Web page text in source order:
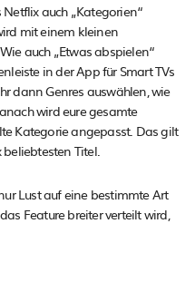
auch „Kategorien“
mit einem kleinen
auch „Etwas abspielen“
in der App für Smart TVs
dann Genres auswählen, wie
wird eure gesamte
Kategorie angepasst. Das gilt
Titel.
Lust auf eine bestimmte Art
Feature breiter verteilt wird,